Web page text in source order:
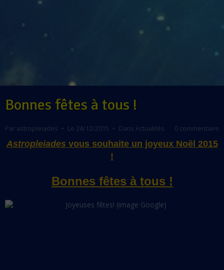
Bonnes fêtes à tous !
Par astropleiades Le 24/12/2015 Dans Actualités 0 commentaire
Astropleiades vous souhaite un joyeux Noël 2015
!
Bonnes fêtes à tous !